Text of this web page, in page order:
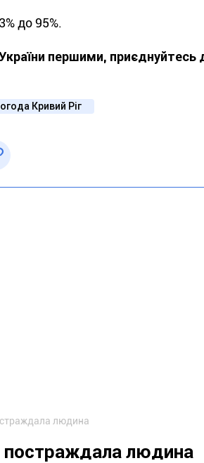
до 95%.
першими, приєднуйтесь
Кривий Ріг
людина
постраждала людина